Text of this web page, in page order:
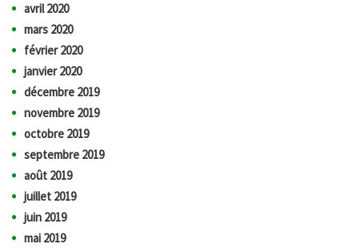
avril 2020
mars 2020
février 2020
janvier 2020
décembre 2019
novembre 2019
octobre 2019
septembre 2019
août 2019
juillet 2019
juin 2019
mai 2019